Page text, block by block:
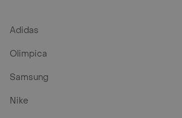
Adidas
Olimpica
Samsung
Nike